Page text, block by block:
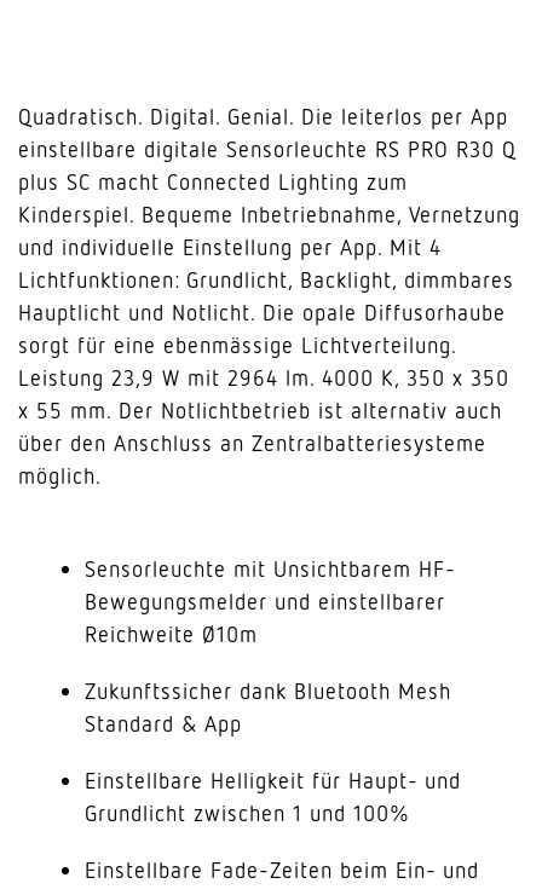
Quadratisch. Digital. Genial. Die leiterlos per App
einstellbare digitale Sensorleuchte RS PRO R30 Q
plus SC macht Connected Lighting zum
Kinderspiel. Bequeme Inbetriebnahme, Vernetzung
und individuelle Einstellung per App. Mit 4
Lichtfunktionen: Grundlicht, Backlight, dimmbares
Hauptlicht und Notlicht. Die opale Diffusorhaube
sorgt für eine ebenmässige Lichtverteilung.
Leistung 23,9 W mit 2964 lm. 4000 K, 350 x 350
x 55 mm. Der Notlichtbetrieb ist alternativ auch
über den Anschluss an Zentralbatteriesysteme
möglich.
Sensorleuchte mit Unsichtbarem HF-
Bewegungsmelder und einstellbarer
Reichweite Ø10m
Zukunftssicher dank Bluetooth Mesh
Standard & App
Einstellbare Helligkeit für Haupt- und
Grundlicht zwischen 1 und 100%
Einstellbare Fade-Zeiten beim Ein- und